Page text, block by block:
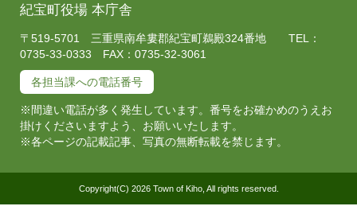
紀宝町役場 本庁舎
〒519-5701 三重県南牟婁郡紀宝町鵜殿324番地 TEL：
0735-33-0333 FAX：0735-32-3061
各担当課への電話番号
※間違い電話が多く発生しています。番号をお確かめのうえお
掛けくださいますよう、お願いいたします。
※各ページの記載記事、写真の無断転載を禁じます。
Copyright(C) 2026 Town of Kiho, All rights reserved.